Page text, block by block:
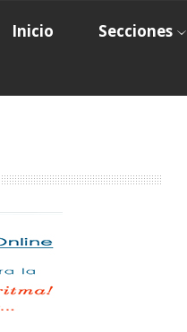
Inicio Secciones